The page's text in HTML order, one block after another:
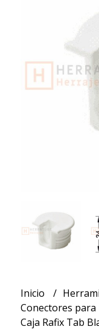
Inicio
Conectores para
Caja Rafix Tab